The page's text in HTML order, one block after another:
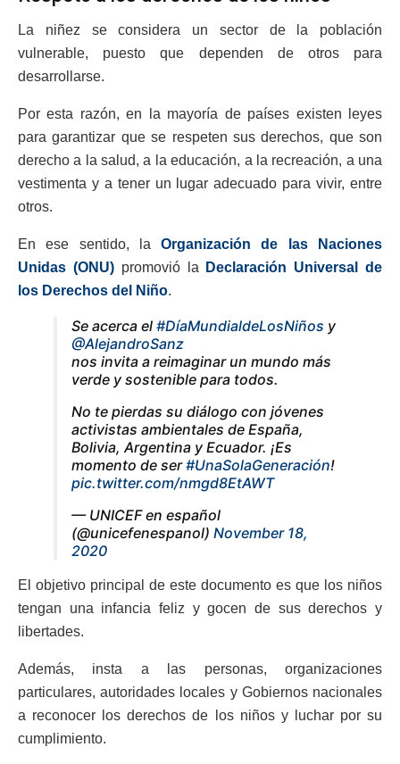
La niñez se considera un sector de la población
vulnerable, puesto que dependen de otros para
desarrollarse.
Por esta razón, en la mayoría de países existen leyes
para garantizar que se respeten sus derechos, que son
derecho a la salud, a la educación, a la recreación, a una
vestimenta y a tener un lugar adecuado para vivir, entre
otros.
En ese sentido, laOrganización de las Naciones
Unidas (ONU)promovió la
Declaración Universal de
los Derechos del Niño.
Se acerca el #DíaMundialdeLosNiños y
@AlejandroSanz
nos invita a reimaginar un mundo más
verde y sostenible para todos.
No te pierdas su diálogo con jóvenes
activistas ambientales de España,
Bolivia, Argentina y Ecuador. ¡Es
momento de ser#UnaSolaGeneración!
pic.twitter.com/nmgd8EtAWT
— UNICEF en español
(@unicefenespanol) November 18,
2020
El objetivo principal de este documento es que los niños
tengan una infancia feliz y gocen de sus derechos y
libertades.
Además, insta a las personas, organizaciones
particulares, autoridades locales y Gobiernos nacionales
a reconocer los derechos de los niños y luchar por su
cumplimiento.